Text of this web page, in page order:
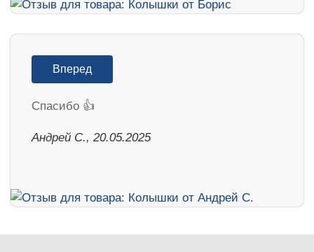
Вперед
Спасибо 👍
Андрей С., 20.05.2025